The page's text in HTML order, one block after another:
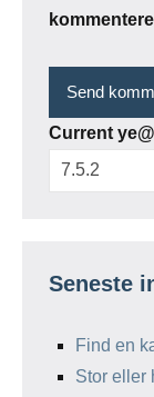
Current
Seneste
Find en
Stor eller